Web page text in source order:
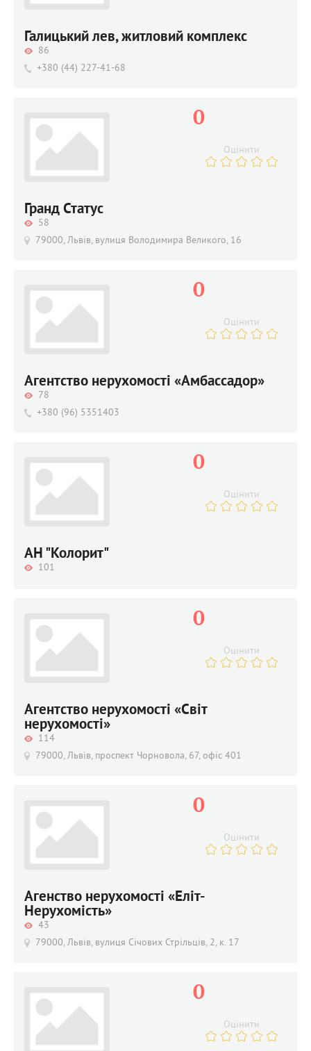
Галицький лев, житловий комплекс
86
+380 (44) 227-41-68
Гранд Статус
58
79000, Львів, вулиця Володимира Великого, 16
0
Оцінити
Агентство нерухомості «Амбассадор»
78
+380 (96) 5351403
0
Оцінити
АН "Колорит"
101
0
Оцінити
Агентство нерухомості «Світ
нерухомості»
114
79000, Львів, проспект Чорновола, 67, офіс 401
0
Оцінити
Агенство нерухомості «Еліт-
Нерухомість»
43
79000, Львів, вулиця Січових Стрільців, 2, к. 17
0
Оцінити
0
Оцінити